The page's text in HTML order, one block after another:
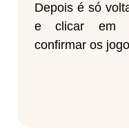
Depois é só
e clicar em
confirmar os